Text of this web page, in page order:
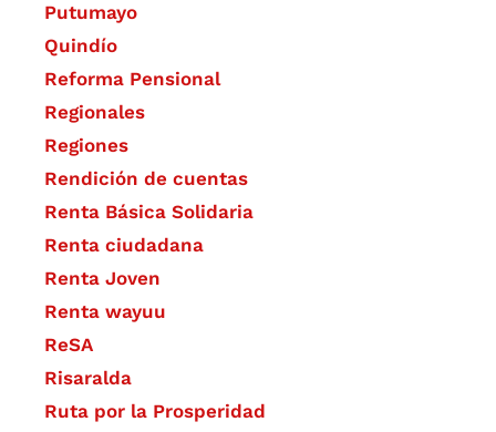
Putumayo
Quindío
Reforma Pensional
Regionales
Regiones
Rendición de cuentas
Renta Básica Solidaria
Renta ciudadana
Renta Joven
Renta wayuu
ReSA
Risaralda
Ruta por la Prosperidad